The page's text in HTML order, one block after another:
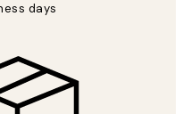
days